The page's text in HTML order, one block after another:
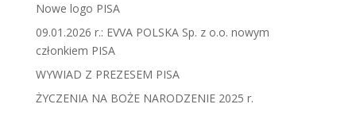
Nowe logo PISA
09.01.2026 r.: EVVA POLSKA Sp. z o.o. nowym
członkiem PISA
WYWIAD Z PREZESEM PISA
ŻYCZENIA NA BOŻE NARODZENIE 2025 r.